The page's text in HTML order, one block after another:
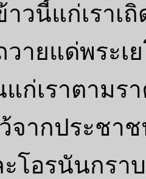
าวนี้แก่เรา
ายแด่พระเ
ก่เราตามร
จากประชาช
โอรนันกรา